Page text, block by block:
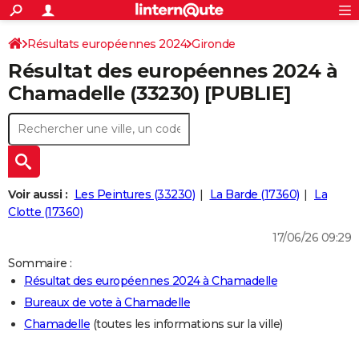
ACTUALITÉS
Politique
Société
Faits Divers
Education
Monde
Villes
+
SPORT
Coupe du monde 2026
Football
Tennis
Cyclisme
Rugby
Forum
CULTURE
Programme TV
TNT
Streaming
Cinéma
Sorties cinéma
Musique
+
FINANCE
Retraite
Impôts
Epargne
Immobilier
Risques naturels par ville
Banque
Assurance
Crédit
AUTO
Essais
Réserver un essai
Citadines
Berlines
SUV
Forum auto
+
HIGH-TECH
Mobiles
Meilleur smartphone
Internet
Ordinateurs
Jeux vidéo
Guide high-tech
+
BRICOLAGE
Guides de France
Escapades
Patrimoine
Expositions
Musées
Week-end nature
LIFESTYLE
Art de vivre
Bien-être
Loisirs
Mode
Modes de vie
S'inscrire
Connexion
Résultats européennes 2024 Gironde
Résultat des européennes 2024 à
Chamadelle (33230) [PUBLIE]
Voir aussi : Les Peintures (33230) La Barde (17360)
La
Clotte (17360)
17/06/26 09:29
Sommaire :
Résultat des européennes 2024 à Chamadelle
Bureaux de vote à Chamadelle
Chamadelle (toutes les informations sur la ville)